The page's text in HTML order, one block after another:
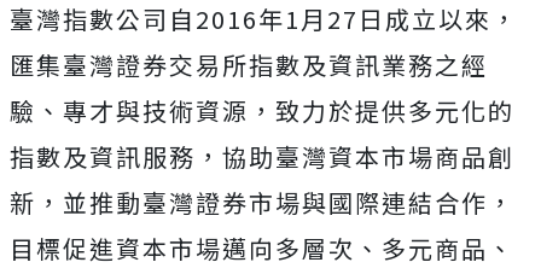
臺灣指數公司自2016年1月27日成立以來，
匯集臺灣證券交易所指數及資訊業務之經
驗、專才與技術資源，致力於提供多元化的
指數及資訊服務，協助臺灣資本市場商品創
新，並推動臺灣證券市場與國際連結合作，
目標促進資本市場邁向多層次、多元商品、